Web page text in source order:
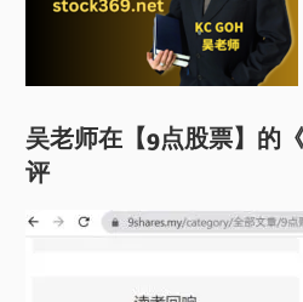
吴老师在【9点股票】的
评